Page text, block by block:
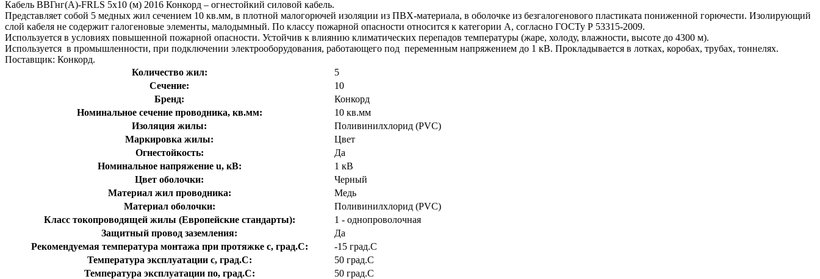
Кабель ВВГнг(А)-FRLS 5х10 (м) 2016 Конкорд – огнестойкий силовой кабель.
Представляет собой 5 медных жил сечением 10 кв.мм, в плотной малогорючей изоляции из ПВХ-материала, в оболочке из безгалогенового пластиката пониженной горючести. Изолирующий
слой кабеля не содержит галогеновые элементы, малодымный. По классу пожарной опасности относится к категории А, согласно ГОСТу Р 53315-2009.
Используется в условиях повышенной пожарной опасности. Устойчив к влиянию климатических перепадов температуры (жаре, холоду, влажности, высоте до 4300 м).
Используется в промышленности, при подключении электрооборудования, работающего под переменным напряжением до 1 кВ. Прокладывается в лотках, коробах, трубах, тоннелях.
Поставщик: Конкорд.
Количество жил:
5
Сечение:
10
Бренд:
Конкорд
Номинальное сечение проводника, кв.мм:
10 кв.мм
Изоляция жилы:
Поливинилхлорид (PVC)
Маркировка жилы:
Цвет
Огнестойкость:
Да
Номинальное напряжение u, кВ:
1 кВ
Цвет оболочки:
Черный
Материал жил проводника:
Медь
Материал оболочки:
Поливинилхлорид (PVC)
Класс токопроводящей жилы (Европейские стандарты):
1 - однопроволочная
Защитный провод заземления:
Да
Рекомендуемая температура монтажа при протяжке с, град.C:
-15 град.C
Температура эксплуатации с, град.C:
50 град.C
Температура эксплуатации по, град.C:
50 град.C